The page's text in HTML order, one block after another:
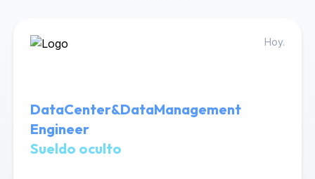
Hoy.
DataCenter&DataManagement
Engineer
Sueldo oculto